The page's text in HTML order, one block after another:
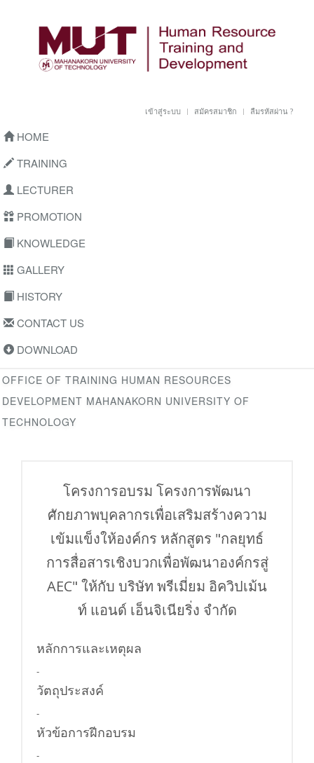
เข้าสู่ระบบ สมัครสมาชิก ลืมรหัสผ่าน ?
HOME
TRAINING
LECTURER
PROMOTION
KNOWLEDGE
GALLERY
HISTORY
CONTACT US
DOWNLOAD
OFFICE OF TRAINING HUMAN RESOURCES
DEVELOPMENT MAHANAKORN UNIVERSITY OF
TECHNOLOGY
โครงการอบรม โครงการพัฒนา
ศักยภาพบุคลากรเพื่อเสริมสร้างความ
เข้มแข็งให้องค์กร หลักสูตร "กลยุทธ์
การสื่อสารเชิงบวกเพื่อพัฒนาองค์กรสู่
AEC" ให้กับ บริษัท พรีเมี่ยม อิควิปเม้น
ท์ แอนด์ เอ็นจิเนียริ่ง จำกัด
หลักการและเหตุผล
-
วัตถุประสงค์
-
หัวข้อการฝีกอบรม
-